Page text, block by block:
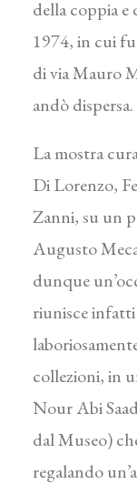
della coppia e
1974, in cui fu
di via Mauro
andò dispersa.
La mostra
Di Lorenzo,
Zanni, su un
Augusto
dunque
riunisce
collezioni, in
Nour Abi
dal Museo)
regalando